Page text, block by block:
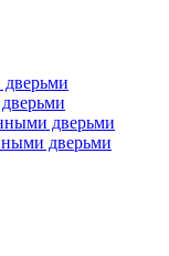
дверьми
дверьми